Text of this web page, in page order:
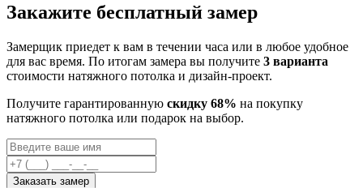
Закажите бесплатный замер
Замерщик приедет к вам в течении часа или в любое удобное
для вас время. По итогам замера вы получите 3 варианта
стоимости натяжного потолка и дизайн-проект.
Получите гарантированную скидку 68% на покупку
натяжного потолка или подарок на выбор.
Заказать замер